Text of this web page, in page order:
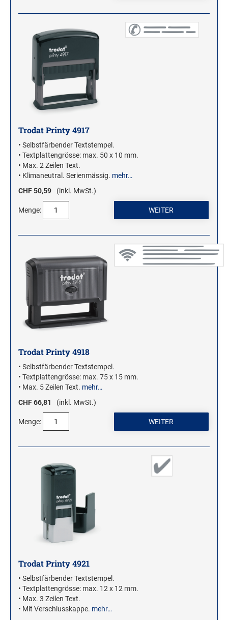
Trodat Printy 4917
• Selbstfärbender Textstempel.
• Textplattengrösse: max. 50 x 10 mm.
• Max. 2 Zeilen Text.
• Klimaneutral. Serienmässig. mehr…
CHF 50,59
(inkl. MwSt.)
Menge:
Trodat Printy 4918
• Selbstfärbender Textstempel.
• Textplattengrösse: max. 75 x 15 mm.
• Max. 5 Zeilen Text. mehr…
CHF 66,81
(inkl. MwSt.)
Menge:
Trodat Printy 4921
• Selbstfärbender Textstempel.
• Textplattengrösse: max. 12 x 12 mm.
• Max. 3 Zeilen Text.
• Mit Verschlusskappe. mehr…